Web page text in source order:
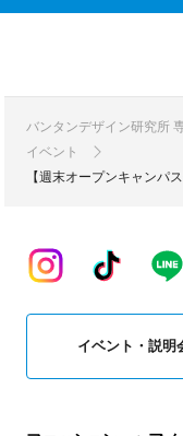
バンタンデザイン研究所
イベント
【週末オープンキャンパ
イベント・説明